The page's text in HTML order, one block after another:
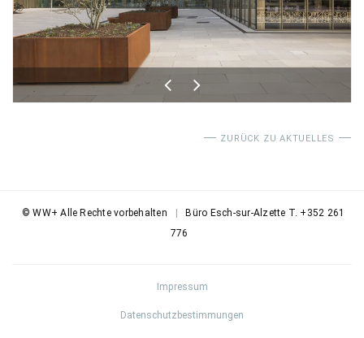
ZURÜCK ZU AKTUELLES
© WW+ Alle Rechte vorbehalten
Büro Esch-sur-Alzette T. +352 261
776
Impressum
Datenschutzbestimmungen